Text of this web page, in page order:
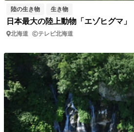
陸の生き物 生き物
日本最大の陸上動物「エゾヒグマ」
北海道 テレビ北海道